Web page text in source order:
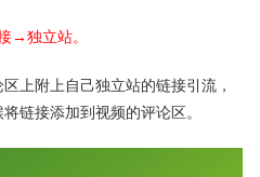
→独立站。
上附上自己独立站的链接引流，
链接添加到视频的评论区。